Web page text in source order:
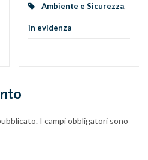
Ambiente e Sicurezza,
in evidenza
I campi obbligatori sono